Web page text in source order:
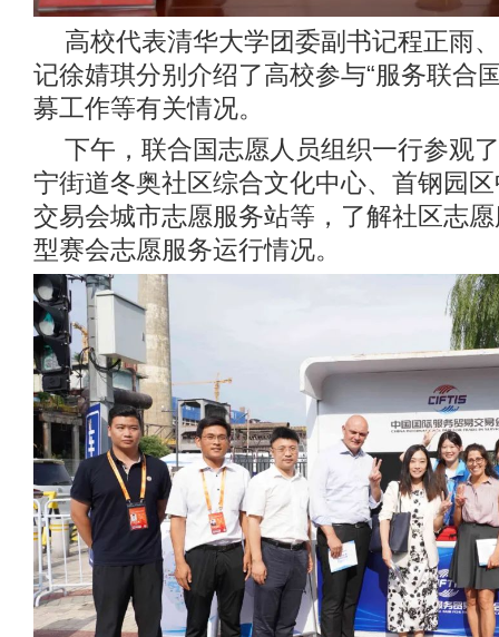
高校代表清华大学团委副书记程正雨
记徐婧琪分别介绍了高校参与“服务联合
募工作等有关情况。
下午，联合国志愿人员组织一行参观
宁街道冬奥社区综合文化中心、首钢园
交易会城市志愿服务站等，了解社区志
型赛会志愿服务运行情况。